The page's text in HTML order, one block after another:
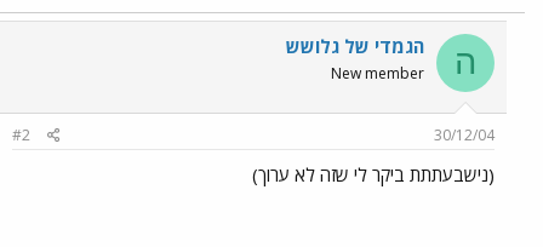
ה הגמדי של גלושש
New member
30/12/04
#2
(נישבעתתת ביקר לי שזה לא ערוך)